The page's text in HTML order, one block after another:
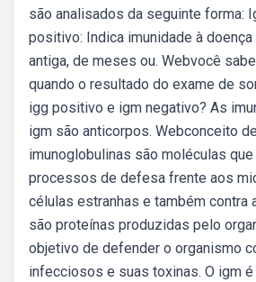
são analisados da seguinte forma:
positivo: Indica imunidade à
antiga, de meses ou. Webvocê
quando o resultado do exame de
igg positivo e igm negativo? As
igm são anticorpos. Webconceito
imunoglobulinas são moléculas
processos de defesa frente aos
células estranhas e também contra
são proteínas produzidas pelo
objetivo de defender o organismo
infecciosos e suas toxinas. O igm